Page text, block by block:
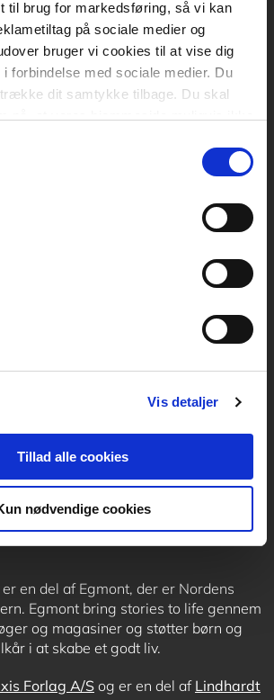
til brug for markedsføring, så vi kan
på sociale medier og
bruger vi cookies til at vise dig
forbindelse med sociale medier. Du
dit samtykke tilbage. Du skal
Vis detaljer
Tillad alle cookies
nødvendige cookies
10-15
80
8-16
00
en del af Egmont, der er Nordens
Egmont bring stories to life gennem
og magasiner og støtter børn og
i at skabe et godt liv.
Forlag A/S og er en del af Lindhardt